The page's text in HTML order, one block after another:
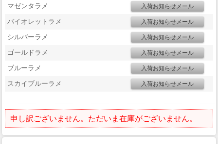
マゼンタラメ
バイオレットラメ
シルバーラメ
ゴールドラメ
ブルーラメ
スカイブルーラメ
申し訳ございません。ただいま在庫がございません。